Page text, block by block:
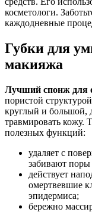
косметологи.
каждодневные
Губки для
макияжа
Лучший спонж для
пористой
круглый и большой,
травмировать кожу.
полезных функций:
удаляет с
забивают поры
действует
омертвевшие
эпидермиса;
бережно